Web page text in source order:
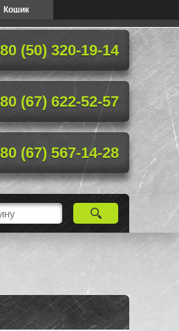
Кошик
(50) 320-19-14
(67) 622-52-57
(67) 567-14-28